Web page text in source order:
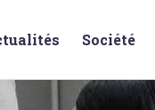
Société